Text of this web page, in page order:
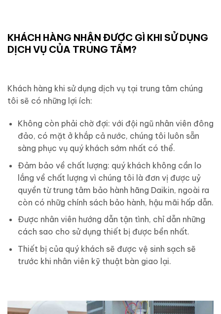
KHÁCH HÀNG NHẬN ĐƯỢC GÌ KHI SỬ DỤNG
DỊCH VỤ CỦA TRUNG TÂM?
Khách hàng khi sử dụng dịch vụ tại trung tâm chúng
tôi sẽ có những lợi ích:
Không còn phải chờ đợi: với đội ngũ nhân viên đông
đảo, có mặt ở khắp cả nước, chúng tôi luôn sẵn
sàng phục vụ quý khách sớm nhất có thể.
Đảm bảo về chất lượng: quý khách không cần lo
lắng về chất lượng vì chúng tôi là đơn vị được uỷ
quyền từ trung tâm bảo hành hãng Daikin, ngoài ra
còn có nhữg chính sách bảo hành, hậu mãi hấp dẫn.
Được nhân viên hướng dẫn tận tình, chỉ dẫn những
cách sao cho sử dụng thiết bị được bền nhất.
Thiết bị của quý khách sẽ được vệ sinh sạch sẽ
trước khi nhân viên kỹ thuật bàn giao lại.